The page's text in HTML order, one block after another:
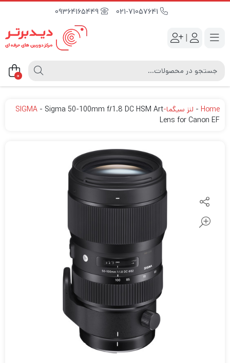
09364165449
|
0
Home
- لنز سیگما-SIGMA - Sigma 50-100mm f/1.8 DC HSM Art
Lens for Canon EF